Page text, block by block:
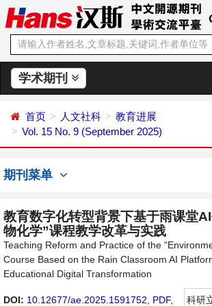
学术期刊
首页 人文社科
教育进展
Vol. 15 No. 9 (September 2025)
期刊菜单
教育数字化转型背景下基于雨课堂
物化学”课程教学改革与实践
Teaching Reform and Practice of the
Course Based on the Rain Classroom AI
Educational Digital Transformation
DOI: 10.12677/ae.2025.1591752 PDF,
科研